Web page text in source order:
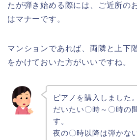
たが弾き始める際には、ご近所の
はマナーです。
マンションであれば、両隣と上下
をかけておいた方がいいですね。
ピアノを購入しました。
だいたい〇時～〇時の
す。
夜の〇時以降は弾かな